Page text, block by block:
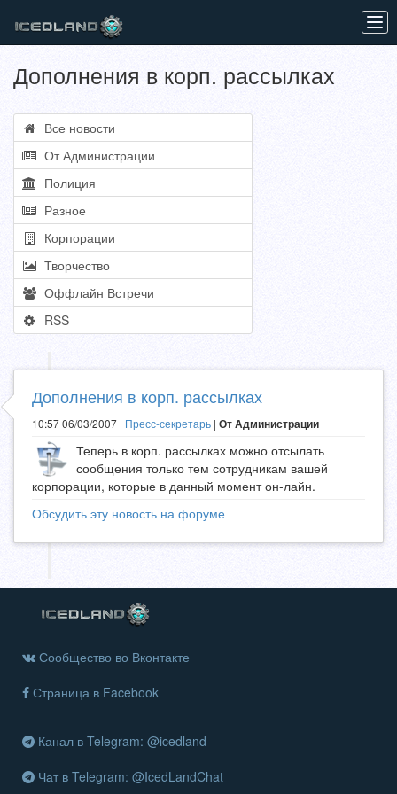
Дополнения в корп. рассылках
Все новости
От Администрации
Полиция
Разное
Корпорации
Творчество
Оффлайн Встречи
RSS
Дополнения в корп. рассылках
10:57 06/03/2007 | Пресс-секретарь | От Администрации
Теперь в корп. рассылках можно отсылать
сообщения только тем сотрудникам вашей
корпорации, которые в данный момент он-лайн.
Обсудить эту новость на форуме
Сообщество во Вконтакте
Страница в Facebook
Канал в Telegram: @icedland
Чат в Telegram: @IcedLandChat